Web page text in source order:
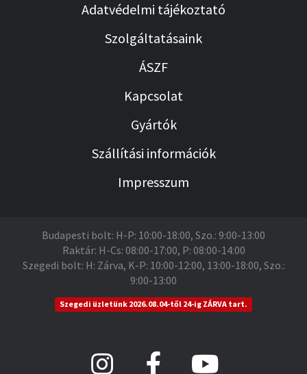
Adatvédelmi tájékoztató
Szolgáltatásaink
ÁSZF
Kapcsolat
Gyártók
Szállítási információk
Impresszum
Budapesti bolt: H-P: 10:00-18:00, Szo.: 9:00-13:00
Raktár: H-Cs: 08:00-17:00, P: 08:00-14:00
Szegedi bolt: H: Zárva, K-P: 10:00-12:00, 13:00-18:00, Szo.:
9:00-13:00
Szegedi üzletünk 2026.08.04-től 24-ig ZÁRVA tart.